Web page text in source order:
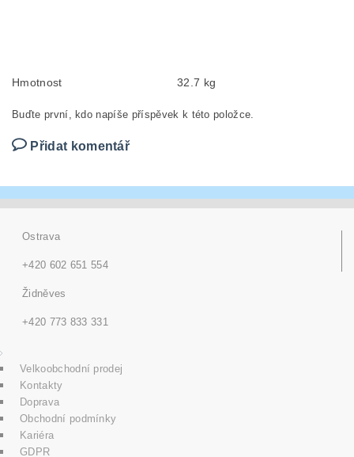
Hmotnost 32.7 kg
Buďte první, kdo napíše příspěvek k této položce.
Přidat komentář
Ostrava
+420 602 651 554
Židněves
+420 773 833 331
Velkoobchodní prodej
Kontakty
Doprava
Obchodní podmínky
Kariéra
GDPR